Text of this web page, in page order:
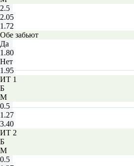
2.5
2.05
1.72
Обе забьют
Да
1.80
Нет
1.95
ИТ 1
Б
М
0.5
1.27
3.40
ИТ 2
Б
М
0.5